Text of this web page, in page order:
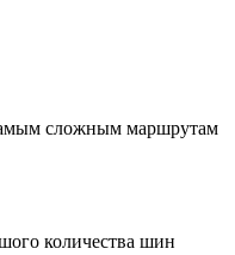
сложным маршрутам
количества шин